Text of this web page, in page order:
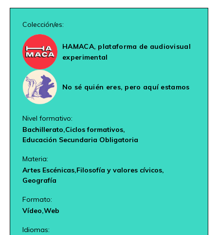
Colección/es:
HAMACA, plataforma de audiovisual
experimental
No sé quién eres, pero aquí estamos
Nivel formativo:
Bachillerato,Ciclos formativos,
Educación Secundaria Obligatoria
Materia:
Artes Escénicas,Filosofía y valores cívicos,
Geografía
Formato:
Vídeo,Web
Idiomas: